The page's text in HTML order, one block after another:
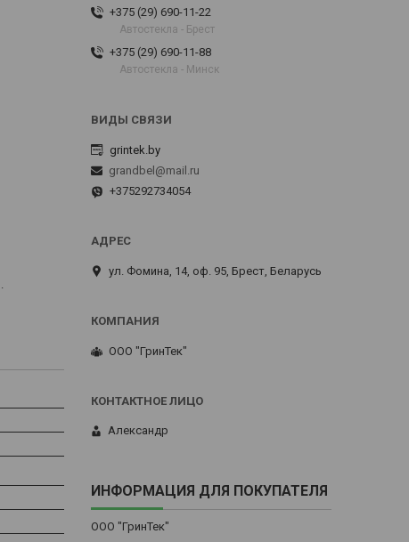
+375 (29) 690-11-22
Автостекла - Брест
+375 (29) 690-11-88
Автостекла - Минск
grintek.by
grandbel@mail.ru
+375292734054
ул. Фомина, 14, оф. 95, Брест, Беларусь
ООО "ГринТек"
Александр
ИНФОРМАЦИЯ ДЛЯ ПОКУПАТЕЛЯ
ООО "ГринТек"